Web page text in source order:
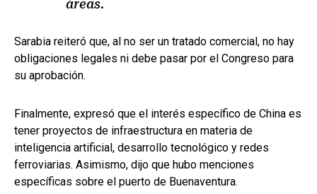
áreas.
Sarabia reiteró que, al no ser un tratado comercial, no hay
obligaciones legales ni debe pasar por el Congreso para
su aprobación.
Finalmente, expresó que el interés específico de China es
tener proyectos de infraestructura en materia de
inteligencia artificial, desarrollo tecnológico y redes
ferroviarias. Asimismo, dijo que hubo menciones
específicas sobre el puerto de Buenaventura.